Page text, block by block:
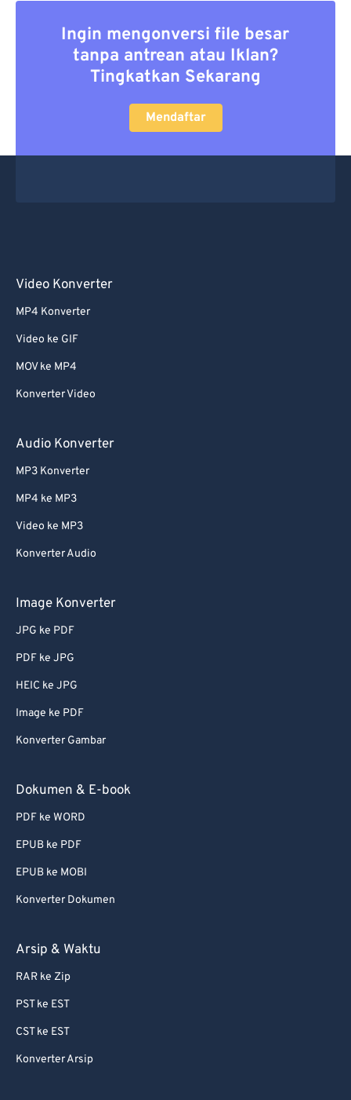
Ingin mengonversi file besar
tanpa antrean atau Iklan?
Tingkatkan Sekarang
Mendaftar
Video Konverter
MP4 Konverter
Video ke GIF
MOV ke MP4
Konverter Video
Audio Konverter
MP3 Konverter
MP4 ke MP3
Video ke MP3
Konverter Audio
Image Konverter
JPG ke PDF
PDF ke JPG
HEIC ke JPG
Image ke PDF
Konverter Gambar
Dokumen & E-book
PDF ke WORD
EPUB ke PDF
EPUB ke MOBI
Konverter Dokumen
Arsip & Waktu
RAR ke Zip
PST ke EST
CST ke EST
Konverter Arsip